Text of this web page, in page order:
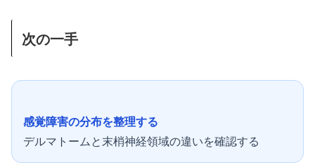
次の一手
感覚障害の分布を整理する
デルマトームと末梢神経領域の違いを確認する